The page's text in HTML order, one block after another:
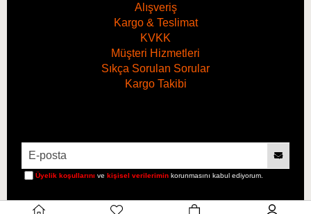
1 Litre
Alışveriş
Kargo & Teslimat
KVKK
Müşteri Hizmetleri
Sıkça Sorulan Sorular
Kargo Takibi
Üyelik koşullarını vekişisel verilerimin korunmasını kabul ediyorum.